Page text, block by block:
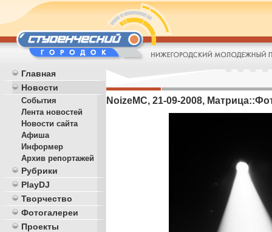
Главная
Новости
События
Лента новостей
Новости сайта
Афиша
Информер
Архив репортажей
Рубрики
PlayDJ
Творчество
Фотогалереи
Проекты
NoizeMC, 21-09-2008,